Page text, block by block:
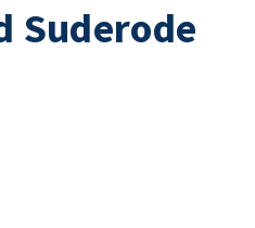
Suderode